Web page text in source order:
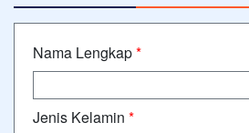
Nama Lengkap*
Jenis Kelamin *